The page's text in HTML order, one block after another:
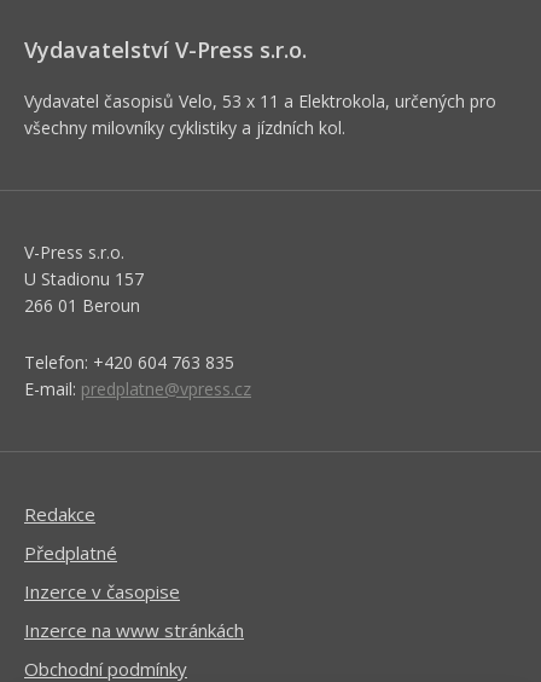
Vydavatelství V-Press s.r.o.
Vydavatel časopisů Velo, 53 x 11 a Elektrokola, určených pro
všechny milovníky cyklistiky a jízdních kol.
V-Press s.r.o.
U Stadionu 157
266 01 Beroun
Telefon: +420 604 763 835
E-mail: predplatne@vpress.cz
Redakce
Předplatné
Inzerce v časopise
Inzerce na www stránkách
Obchodní podmínky